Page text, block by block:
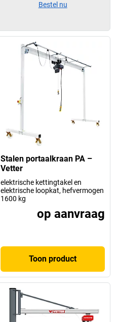
Stalen portaalkraan PA –
Vetter
elektrische kettingtakel en
elektrische loopkat, hefvermogen
1600 kg
op aanvraag
Toon product
Bestel nu